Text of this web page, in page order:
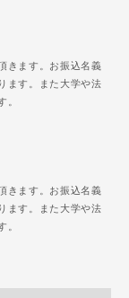
きます。お振込名義
ます。また大学や法
。
きます。お振込名義
ます。また大学や法
。